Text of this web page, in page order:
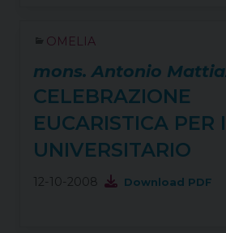
OMELIA
mons. Antonio
CELEBRAZIONE
EUCARISTICA PER
UNIVERSITARIO
12-10-2008 Download PDF